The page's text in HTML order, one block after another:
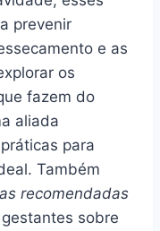
prevenir
e as
os
fazem do
aliada
para
Também
recomendadas
sobre